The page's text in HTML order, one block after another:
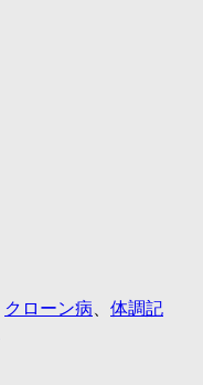
クローン病
体調記